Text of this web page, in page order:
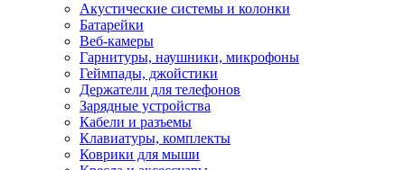
Акустические системы и колонки
Батарейки
Веб-камеры
Гарнитуры, наушники, микрофоны
Геймпады, джойстики
Держатели для телефонов
Зарядные устройства
Кабели и разъемы
Клавиатуры, комплекты
Коврики для мыши